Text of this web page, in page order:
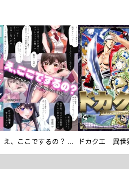
え、ここでするの？ アイドルのファンが知らない日常